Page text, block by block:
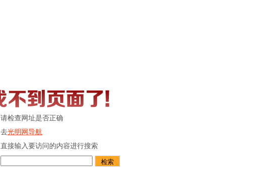
请检查网址是否正确
去光明网导航
直接输入要访问的内容进行搜索